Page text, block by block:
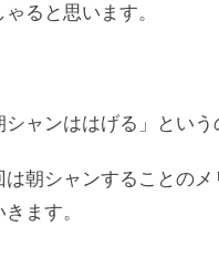
ゃると思います。
シャンははげる」とい
は朝シャンすることの
ます。